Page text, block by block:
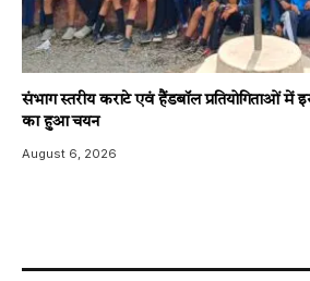
संभाग स्तरीय कराटे एवं हैंडबॉल प्रतियोगिताओं में
का हुआ चयन
August 6, 2026